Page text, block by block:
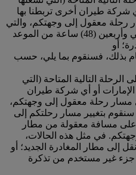
شركة طيران أخرى تربطنا بها
رحلة معقول إلى وجهتكم، والتي
تغادر في غضون ثماني وأربعين (48) ساعة من الموعد
أو
بذلك، فسنقوم بما يلي، حسب
التالية المتاحة (التي
أو أي شركة طيران
رحلة معقول إلى وجهتكم،
سنقوم بتغيير مسار رحلتكم إلى
مسافة معقولة من مطار
في مثل هذه الحالات،
إلى مطار المغادرة الجديد؛ أو
جزء غير مستخدم من تذكرة